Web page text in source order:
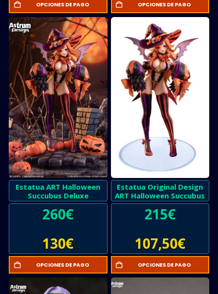
OPCIONES DE PAGO OPCIONES DE PAGO
Estatua ART Halloween
Succubus Deluxe
260€
130€
OPCIONES DE PAGO
Estatua Original Design
ART Halloween Succubus
215€
107,50€
OPCIONES DE PAGO